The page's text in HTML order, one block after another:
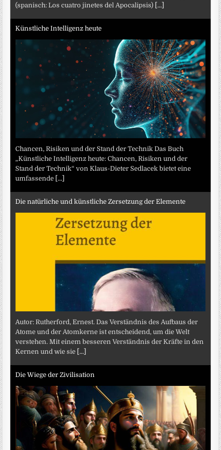
(spanisch: Los cuatro jinetes del Apocalipsis) [...]
Künstliche Intelligenz heute
Chancen, Risiken und der Stand der Technik Das Buch
„Künstliche Intelligenz heute: Chancen, Risiken und der
Stand der Technik“ von Klaus-Dieter Sedlacek bietet eine
umfassende [...]
Die natürliche und künstliche Zersetzung der Elemente
Autor: Rutherford, Ernest. Das Verständnis des Aufbaus der
Atome und der Atomkerne ist entscheidend, um die Welt
verstehen. Mit einem besseren Verständnis der Kräfte in den
Kernen und wie sie [...]
Die Wiege der Zivilisation